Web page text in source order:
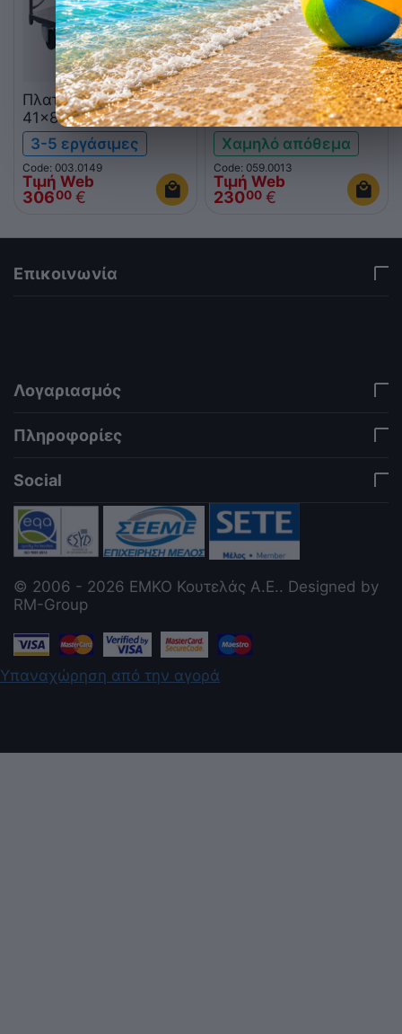
Πλατφόρμα 4 τροχών
41x81
3-5 εργάσιμες
Code: 003.0149
Τιμή Web
30600 €
Πλατφόρμα 4 τροχών
41x81 ItalStar
Χαμηλό απόθεμα
Code: 059.0013
Τιμή Web
23000 €
Επικοινωνία
Λογαριασμός
Πληροφορίες
Social
© 2006 - 2026 ΕΜΚΟ Κουτελάς Α.Ε.. Designed by
RM-Group
Υπαναχώρηση από την αγορά